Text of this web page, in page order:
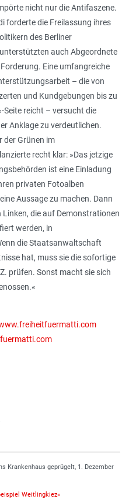
nicht nur die Antifaszene.
forderte die Freilassung ihres
des Berliner
auch Abgeordnete
Eine umfangreiche
– die von
und Kundgebungen bis zu
Seite reicht – versucht die
Anklage zu verdeutlichen.
der Grünen im
recht klar: »Das jetzige
ist eine Einladung
privaten Fotoalben
Aussage zu machen. Dann
Linken, die auf Demonstrationen
werden, in
die Staatsanwaltschaft
hat, muss sie die sofortige
prüfen. Sonst macht sie sich
Krankenhaus geprügelt, 1. Dezember
Weitlingkiez«